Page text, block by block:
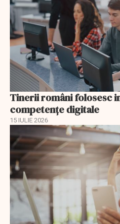
Tinerii români folosesc
competențe digitale
15 IULIE 2026